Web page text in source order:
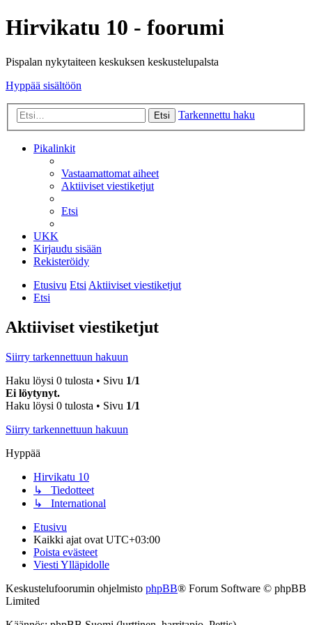
Hirvikatu 10 - foorumi
Pispalan nykytaiteen keskuksen keskustelupalsta
Hyppää sisältöön
Etsi Tarkennettu haku
Pikalinkit
Vastaamattomat aiheet
Aktiiviset viestiketjut
Etsi
UKK
Kirjaudu sisään
Rekisteröidy
Etusivu EtsiAktiiviset viestiketjut
Etsi
Aktiiviset viestiketjut
Siirry tarkennettuun hakuun
Haku löysi 0 tulosta • Sivu 1/1
Ei löytynyt.
Haku löysi 0 tulosta • Sivu 1/1
Siirry tarkennettuun hakuun
Hyppää
Hirvikatu 10
↳ Tiedotteet
↳ International
Etusivu
Kaikki ajat ovat UTC+03:00
Poista evästeet
Viesti Ylläpidolle
Keskustelufoorumin ohjelmisto phpBB® Forum Software © phpBB
Limited